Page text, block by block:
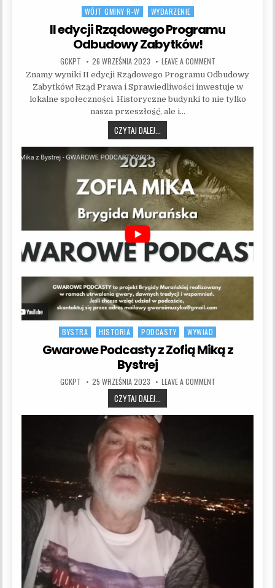
Posted in
WÓJT GMINY R-W WYDARZENIE
II edycji Rządowego Programu
Odbudowy Zabytków!
AUTHOR:
GCKPT PUBLISHED DATE:
26 WRZEŚNIA 2023 LEAVE A COMMENTON II EDYCJI
Znamy wyniki II edycji Rządowego Programu Odbudowy
Zabytków! Rząd Prawa i Sprawiedliwości inwestuje w
lokalne społeczności. Historyczne budynki to nie tylko
nasza przeszłość, ale i…
CZYTAJ DALEJ...
Posted in
BYSTRA HISTORIA PODCASTY WYWIAD
Gwarowe Podcasty z Zofią Miką z
Bystrej
AUTHOR:
GCKPT PUBLISHED DATE:
25 WRZEŚNIA 2023 LEAVE A COMMENTON GWAROWE
CZYTAJ DALEJ...